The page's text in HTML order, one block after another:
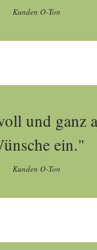
Kunden O-Ton
und ganz
ein."
Kunden O-Ton